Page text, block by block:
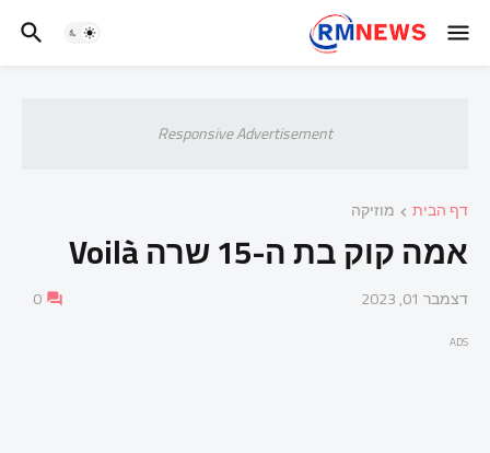
Responsive Advertisement
דף הבית מוזיקה
אמה קוק בת ה-15 שרה Voilà
דצמבר 01, 2023 0
ADS